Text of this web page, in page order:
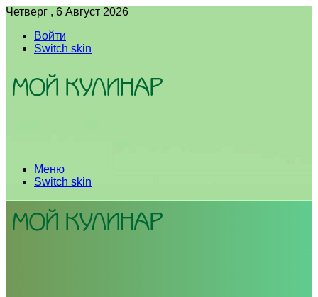
Четверг , 6 Август 2026
Войти
Switch skin
Меню
Switch skin